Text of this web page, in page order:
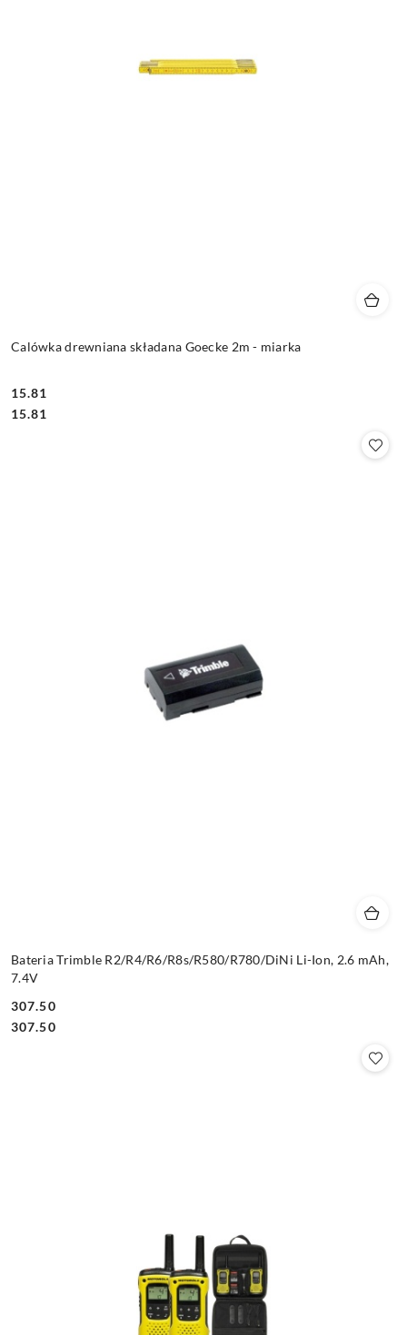
Calówka drewniana składana Goecke 2m - miarka
Cena:
15.81
Cena:
15.81
Bateria Trimble R2/R4/R6/R8s/R580/R780/DiNi Li-Ion, 2.6 mAh,
7.4V
Cena:
307.50
Cena:
307.50